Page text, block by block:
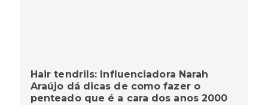
Hair tendrils: Influenciadora Narah
Araújo dá dicas de como fazer o
penteado que é a cara dos anos 2000